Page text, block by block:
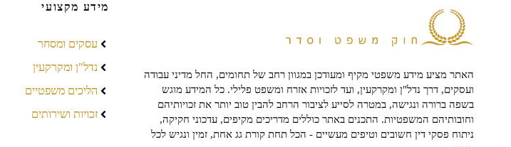
האתר מציע מידע משפטי מקיף ומעודכן במגוון רחב של תחומים, החל מדיני עבודה
ועסקים, דרך נדל"ן ומקרקעין, ועד לזכויות אזרח ומשפט פלילי. כל המידע מוגש
בשפה ברורה ונגישה, במטרה לסייע לציבור הרחב להבין טוב יותר את זכויותיהם
וחובותיהם המשפטיות. התכנים באתר כוללים מדריכים מקיפים, עדכוני חקיקה,
ניתוח פסקי דין חשובים וטיפים מעשיים - הכל תחת קורת גג אחת, זמין ונגיש לכל
מידע מקצועי
עסקים ומסחר
נדל"ן ומקרקעין
הליכים משפטיים
זכויות ושירותים